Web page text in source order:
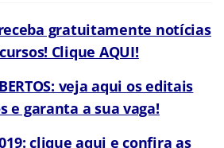
receba gratuitamente notícias
Clique AQUI!
veja aqui os editais
e garanta a sua vaga!
clique aqui e confira as